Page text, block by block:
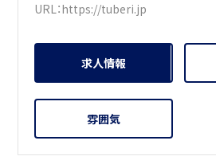
URL：https://tuberi.jp
求人情報
雰囲気